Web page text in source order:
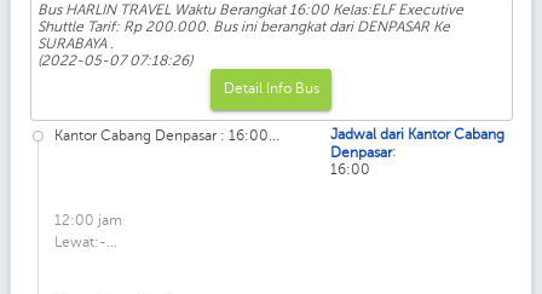
Bus HARLIN TRAVEL Waktu Berangkat 16:00 Kelas:ELF Executive
Shuttle Tarif: Rp 200.000. Bus ini berangkat dari DENPASAR Ke
SURABAYA .
(2022-05-07 07:18:26)
Detail Info Bus
Kantor Cabang Denpasar : 16:00...
12:00 jam
Lewat:-...
Jadwal dari Kantor Cabang
Denpasar:
16:00